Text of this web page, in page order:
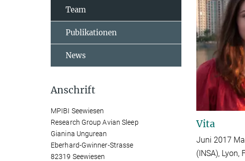
Vita
Juni 2017
(INSA), Lyon,
Team
Publikationen
News
Anschrift
MPIBI Seewiesen
Research Group Avian Sleep
Gianina Ungurean
Eberhard-Gwinner-Strasse
82319 Seewiesen